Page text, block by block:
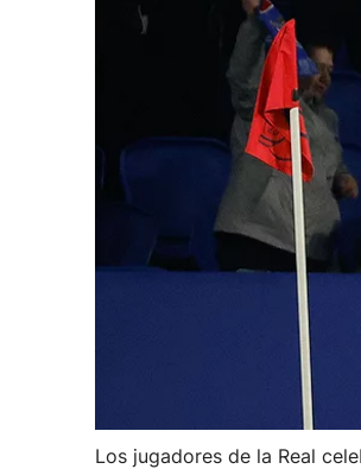
Los jugadores de la Real